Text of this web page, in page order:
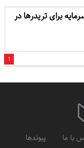
برای تریدرها در
1
با ما پیوندها